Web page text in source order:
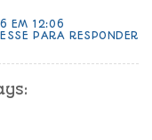
EM 12:06
PARA RESPONDER